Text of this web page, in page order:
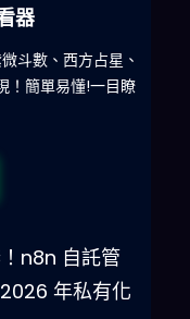
器
斗數、西方占星、
！簡單易懂!一目瞭
n8n 自託管
年私有化